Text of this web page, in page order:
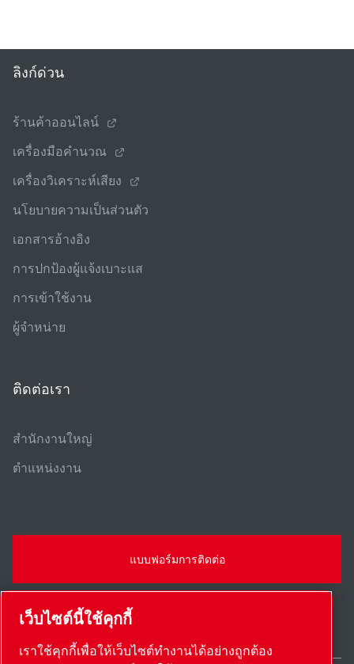
ลิงก์ด่วน
ร้านค้าออนไลน์
เครื่องมือคํานวณ
เครื่องวิเคราะห์เสียง
นโยบายความเป็นส่วนตัว
เอกสารอ้างอิง
การปกป้องผู้แจ้งเบาะแส
การเข้าใช้งาน
ผู้จําหน่าย
ติดต่อเรา
สํานักงานใหญ่
ตําแหน่งงาน
แบบฟอร์มการติดต่อ
เว็บไซต์นี้ใช้คุกกี้
เราใช้คุกกี้เพื่อให้เว็บไซต์ทำงานได้อย่างถูกต้อง